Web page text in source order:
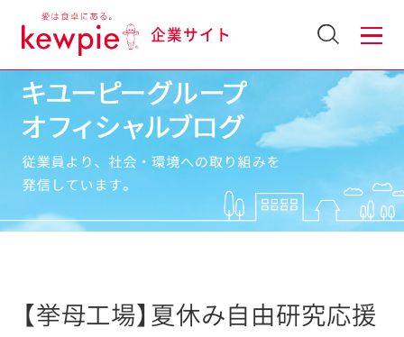
企業サイト
【挙母工場】夏休み自由研究応援